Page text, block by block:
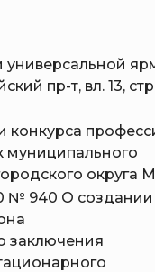
универсальной
пр-т, вл. 13,
конкурса
муниципального
округа
940 О создании
заключения